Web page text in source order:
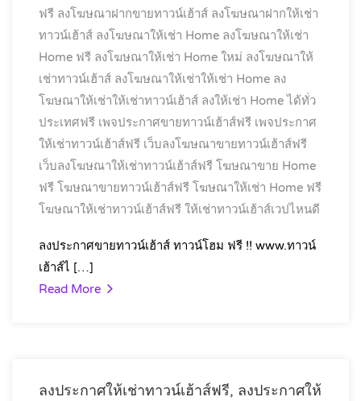
ฟรี ลงโฆษณาฝากขายทาวน์เฮ้าส์ ลงโฆษณาฝากให้เช่า
ทาวน์เฮ้าส์ ลงโฆษณาให้เช่า Home ลงโฆษณาให้เช่า
Home ฟรี ลงโฆษณาให้เช่า Home ใหม่ ลงโฆษณาให้
เช่าทาวน์เฮ้าส์ ลงโฆษณาให้เช่าให้เช่า Home ลง
โฆษณาให้เช่าให้เช่าทาวน์เฮ้าส์ ลงให้เช่า Home ได้ทั่ว
ประเทศฟรี เพจประกาศขายทาวน์เฮ้าส์ฟรี เพจประกาศ
ให้เช่าทาวน์เฮ้าส์ฟรี เว็บลงโฆษณาขายทาวน์เฮ้าส์ฟรี
เว็บลงโฆษณาให้เช่าทาวน์เฮ้าส์ฟรี โฆษณาขาย Home
ฟรี โฆษณาขายทาวน์เฮ้าส์ฟรี โฆษณาให้เช่า Home ฟรี
โฆษณาให้เช่าทาวน์เฮ้าส์ฟรี ให้เช่าทาวน์เฮ้าส์เวปไหนดี
ลงประกาศขายทาวน์เฮ้าส์ ทาวน์โฮม ฟรี !! www.ทาวน์
เฮ้าส์ไ […]
Read More
ลงประกาศให้เช่าทาวน์เฮ้าส์ฟรี, ลงประกาศให้